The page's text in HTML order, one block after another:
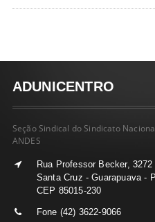
ADUNICENTRO
Seção Sindical do Sindicato
ANDES
Rua Professor Becker,
Santa Cruz - Guarapuava -
CEP 85015-230
Fone (42) 3622-9066